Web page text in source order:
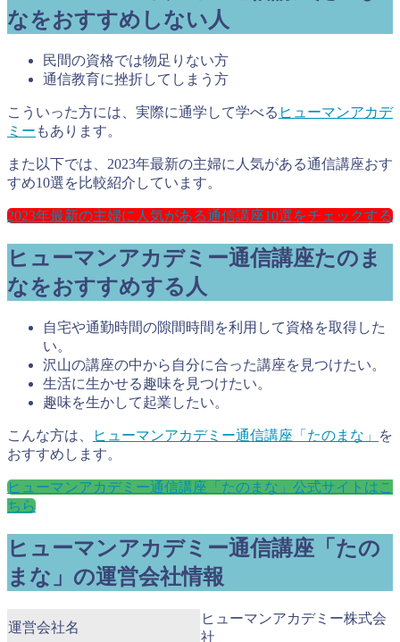
なをおすすめしない人
民間の資格では物足りない方
通信教育に挫折してしまう方
こういった方には、実際に通学して学べる ヒューマンアカデ
ミー もあります。
また以下では、2023年最新の主婦に人気がある通信講座おす
すめ10選を比較紹介しています。
2023年最新の主婦に人気がある通信講座10選をチェックする
ヒューマンアカデミー通信講座たのま
なをおすすめする人
自宅や通勤時間の隙間時間を利用して資格を取得した
い。
沢山の講座の中から自分に合った講座を見つけたい。
生活に生かせる趣味を見つけたい。
趣味を生かして起業したい。
こんな方は、 ヒューマンアカデミー通信講座「たのまな」
を
おすすめします。
ヒューマンアカデミー通信講座「たのまな」公式サイトはこ
ちら
ヒューマンアカデミー通信講座「たの
まな」の運営会社情報
運営会社名
ヒューマンアカデミー株式会
社